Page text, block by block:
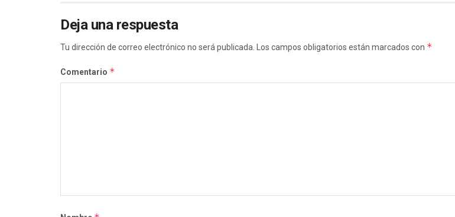
Deja una respuesta
Tu dirección de correo electrónico no será publicada. Los campos obligatorios están marcados con *
Comentario *